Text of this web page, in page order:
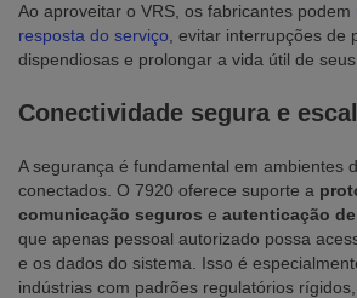
Ao aproveitar o VRS, os fabricantes podem
resposta do serviço , evitar interrupções de
dispendiosas e prolongar a vida útil de
Conectividade segura e
A segurança é fundamental em ambientes
conectados. O 7920 oferece suporte a
comunicação seguros e autenticação
que apenas pessoal autorizado possa
e os dados do sistema. Isso é
indústrias com padrões regulatórios